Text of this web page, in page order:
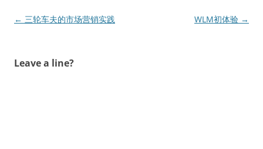
文
航
← 三轮车夫的市场营销实践 WLM初体验 →
Leave a line?